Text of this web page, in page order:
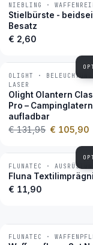
BESTSELLER
NIEBLING ·
Stielbürste -
Besatz
€ 2,60
−20 %
OLIGHT · BELEUCHTUNG
LASER
Olight Olantern
Pro –
aufladbar
€ 131,95 € 105,90
BESTSELLER
FLUNATEC · AUSRÜSTUNG
Fluna
€ 11,90
BESTSELLER
FLUNATEC ·